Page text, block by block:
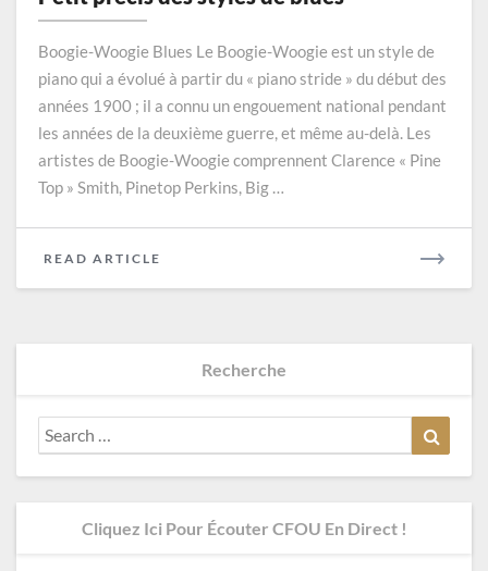
de
blues
Boogie-Woogie Blues Le Boogie-Woogie est un style de
piano qui a évolué à partir du « piano stride » du début des
années 1900 ; il a connu un engouement national pendant
les années de la deuxième guerre, et même au-delà. Les
artistes de Boogie-Woogie comprennent Clarence « Pine
Top » Smith, Pinetop Perkins, Big …
READ ARTICLE
Recherche
Search
for:
Cliquez Ici Pour Écouter CFOU En Direct !